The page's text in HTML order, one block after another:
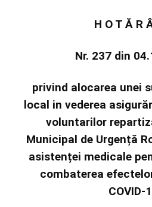
H O T Ă R
Nr. 237 din
privind alocarea unei
local in vederea
voluntarilor
Municipal de Urgență
asistenței medicale
combaterea
COVID-